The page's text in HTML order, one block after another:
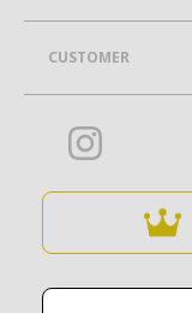
CUSTOMER